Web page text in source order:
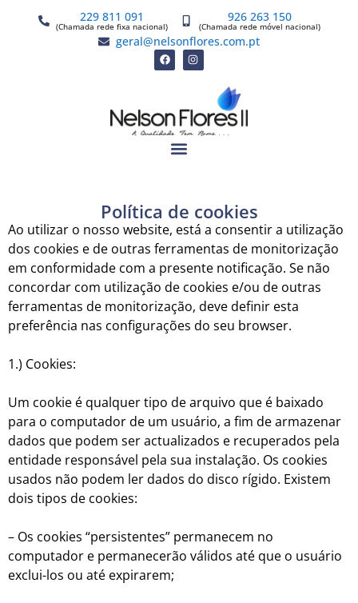
229 811 091
(Chamada rede fixa nacional)
926 263 150
(Chamada rede móvel nacional)
geral@nelsonflores.com.pt
Política de cookies
Ao utilizar o nosso website, está a consentir a utilização
dos cookies e de outras ferramentas de monitorização
em conformidade com a presente notificação. Se não
concordar com utilização de cookies e/ou de outras
ferramentas de monitorização, deve definir esta
preferência nas configurações do seu browser.
1.) Cookies:
Um cookie é qualquer tipo de arquivo que é baixado
para o computador de um usuário, a fim de armazenar
dados que podem ser actualizados e recuperados pela
entidade responsável pela sua instalação. Os cookies
usados não podem ler dados do disco rígido. Existem
dois tipos de cookies:
– Os cookies “persistentes” permanecem no
computador e permanecerão válidos até que o usuário
exclui-los ou até expirarem;